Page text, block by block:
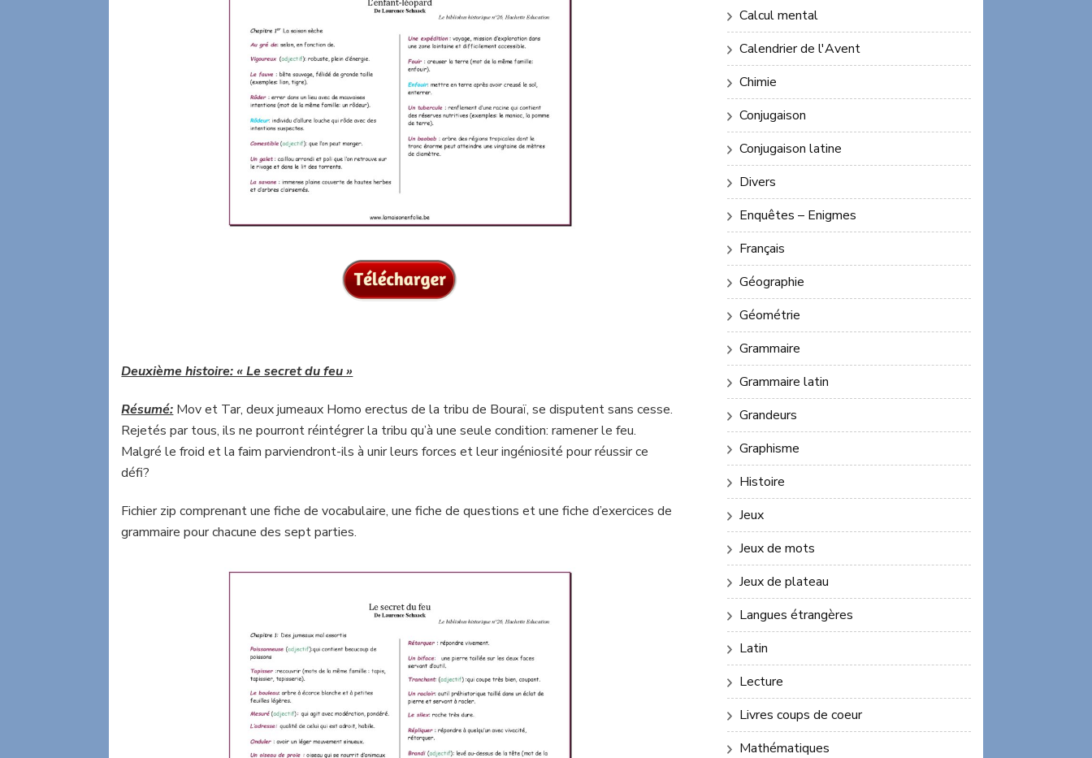
Deuxième histoire: « Le secret du feu »
Résumé: Mov et Tar, deux jumeaux Homo erectus de la tribu de Bouraï, se disputent sans cesse.
Rejetés par tous, ils ne pourront réintégrer la tribu qu’à une seule condition: ramener le feu.
Malgré le froid et la faim parviendront-ils à unir leurs forces et leur ingéniosité pour réussir ce
défi?
Fichier zip comprenant une fiche de vocabulaire, une fiche de questions et une fiche d’exercices de
grammaire pour chacune des sept parties.
Calcul mental
Calendrier de l'Avent
Chimie
Conjugaison
Conjugaison latine
Divers
Enquêtes – Enigmes
Français
Géographie
Géométrie
Grammaire
Grammaire latin
Grandeurs
Graphisme
Histoire
Jeux
Jeux de mots
Jeux de plateau
Langues étrangères
Latin
Lecture
Livres coups de coeur
Mathématiques